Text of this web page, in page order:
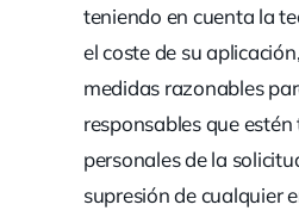
teniendo en cuenta la
el coste de su
medidas razonables
responsables que
personales de la
supresión de cualquier